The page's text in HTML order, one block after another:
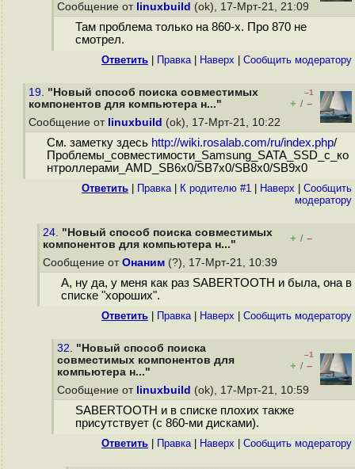
Сообщение от linuxbuild (ok), 17-Мрт-21, 21:09
Там проблема только на 860-х. Про 870 не
смотрел.
Ответить Правка| Наверх Cообщить модератору
19. "Новый способ поиска совместимых
компонентов для компьютера н..."
–1
+ / –
Сообщение от linuxbuild (ok), 17-Мрт-21, 10:22
См. заметку здесь http://wiki.rosalab.com/ru/index.php/
Проблемы_совместимости_Samsung_SATA_SSD_с_ко
нтроллерами_AMD_SB6x0/SB7x0/SB8x0/SB9x0
Ответить Правка| К родителю #1 Наверх
Cообщить
модератору
24. "Новый способ поиска совместимых
компонентов для компьютера н..."
+ / –
Сообщение от Онаним (?), 17-Мрт-21, 10:39
А, ну да, у меня как раз SABERTOOTH и была, она в
списке "хороших".
Ответить Правка| Наверх Cообщить модератору
32. "Новый способ поиска
совместимых компонентов для
компьютера н..."
–1
+ / –
Сообщение от linuxbuild (ok), 17-Мрт-21, 10:59
SABERTOOTH и в списке плохих также
присутствует (с 860-ми дисками).
Ответить Правка| Наверх Cообщить модератору